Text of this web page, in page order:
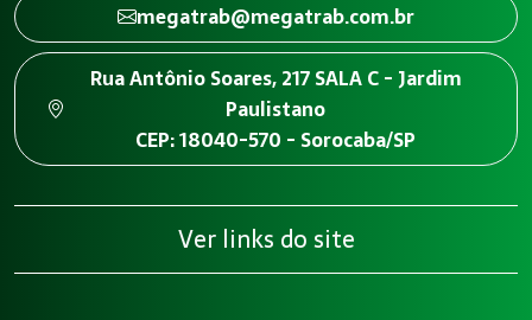
megatrab@megatrab.com.br
Rua Antônio Soares, 217 SALA C - Jardim
Paulistano
CEP: 18040-570 - Sorocaba/SP
Ver links do site